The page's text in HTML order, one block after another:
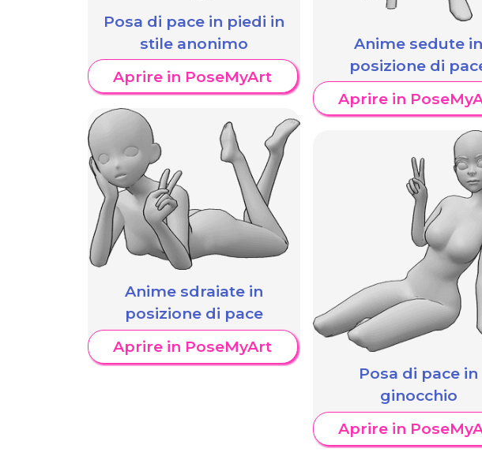
Posa di pace in piedi in
stile anonimo
Aprire in PoseMyArt
Anime sdraiate in
posizione di pace
Aprire in PoseMyArt
Anime sedute in
posizione di
Aprire in
Posa di pace in
ginocchio
Aprire in